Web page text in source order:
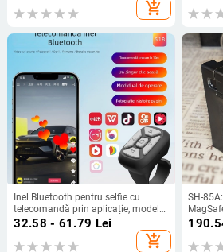
add_shopping_cart
Inel Bluetooth pentru selfie cu
telecomandă prin aplicație, model
S18, Bluetooth 4.0, ABS, 10 g
32.58 - 61.79 Lei
add_shopping_cart
SH-
pentru
mâner
4.0;